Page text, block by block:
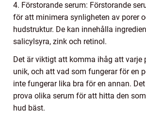
4. Förstorande serum: Förstorande
för att minimera synligheten av porer
hudstruktur. De kan innehålla
salicylsyra, zink och retinol.
Det är viktigt att komma ihåg att varje
unik, och att vad som fungerar för en
inte fungerar lika bra för en annan.
prova olika serum för att hitta den
hud bäst.